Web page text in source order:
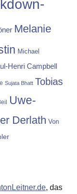
Melanie
Michael
Henri Campbell
Sujata Bhatt Tobias
Uwe-
Derlath Von
, das